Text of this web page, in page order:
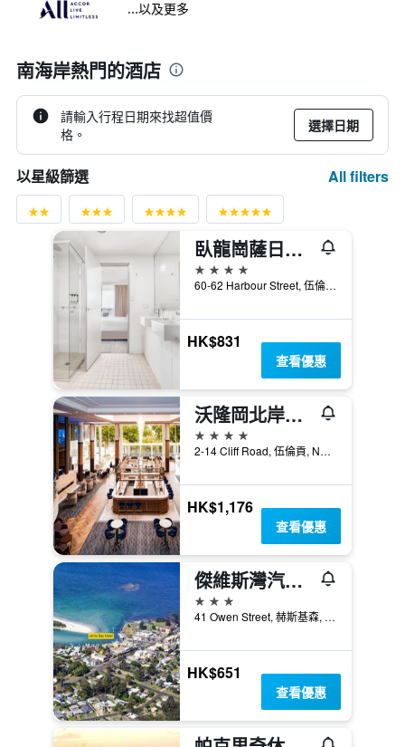
...以及更多
南海岸熱門的酒店
請輸入行程日期來找超值價
格。
選擇日期
以星級篩選 All filters
臥龍崗薩日酒店
4星級
60-62 Harbour Street, 伍倫貢, NSW, 澳洲
HK$831
查看優惠
沃隆岡北岸諾富特飯店
4星級
2-14 Cliff Road, 伍倫貢, NSW, 澳洲
HK$1,176
查看優惠
傑維斯灣汽車旅館
3星級
41 Owen Street, 赫斯基森, NSW, 澳洲
HK$651
查看優惠